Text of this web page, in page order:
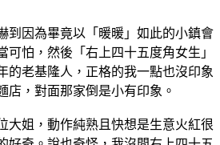
到因為畢竟以「暖暖」如此的小鎮會
可怕，然後「右上四十五度角女生」
的老基隆人，正格的我一點也沒印象
店，對面那家倒是小有印象。
大姐，動作純熟且快想是生意火紅很